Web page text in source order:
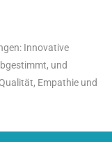
Innovative
und
Empathie und